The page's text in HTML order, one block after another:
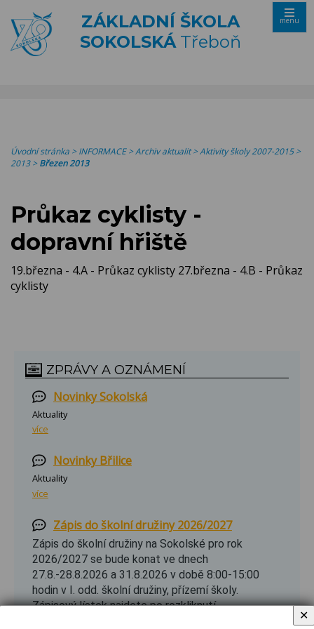
ZÁKLADNÍ ŠKOLA
SOKOLSKÁTřeboň
menu
Úvodní stránka >INFORMACE>Archiv aktualit>Aktivity školy 2007-2015>
2013>Březen 2013
Průkaz cyklisty -
dopravní hřiště
19.března - 4.A - Průkaz cyklisty 27.března - 4.B - Průkaz
cyklisty
ZPRÁVY A OZNÁMENÍ
Novinky Sokolská
Aktuality
více
Novinky Břilice
Aktuality
více
Zápis do školní družiny 2026/2027
Zápis do školní družiny na Sokolské pro rok
2026/2027 se bude konat ve dnech
27.8.-28.8.2026 a 31.8.2026 v době 8:00-15:00
hodin v I. odd. školní družiny, přízemí školy.
Zápisový lístek najdete po rozkliknutí.
✕